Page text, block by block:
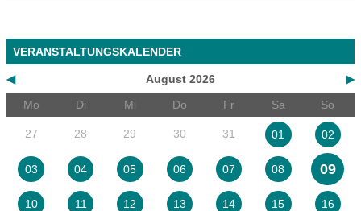
VERANSTALTUNGSKALENDER
◀ ▶
August 2026
Mo
Di Mi Do Fr Sa So
27 28 29 30 31 01 02
03 04 05 06 07 08 09
10 11 12 13 14 15 16